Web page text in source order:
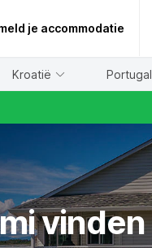
je accommodatie
Kroatië Portugal
vinden